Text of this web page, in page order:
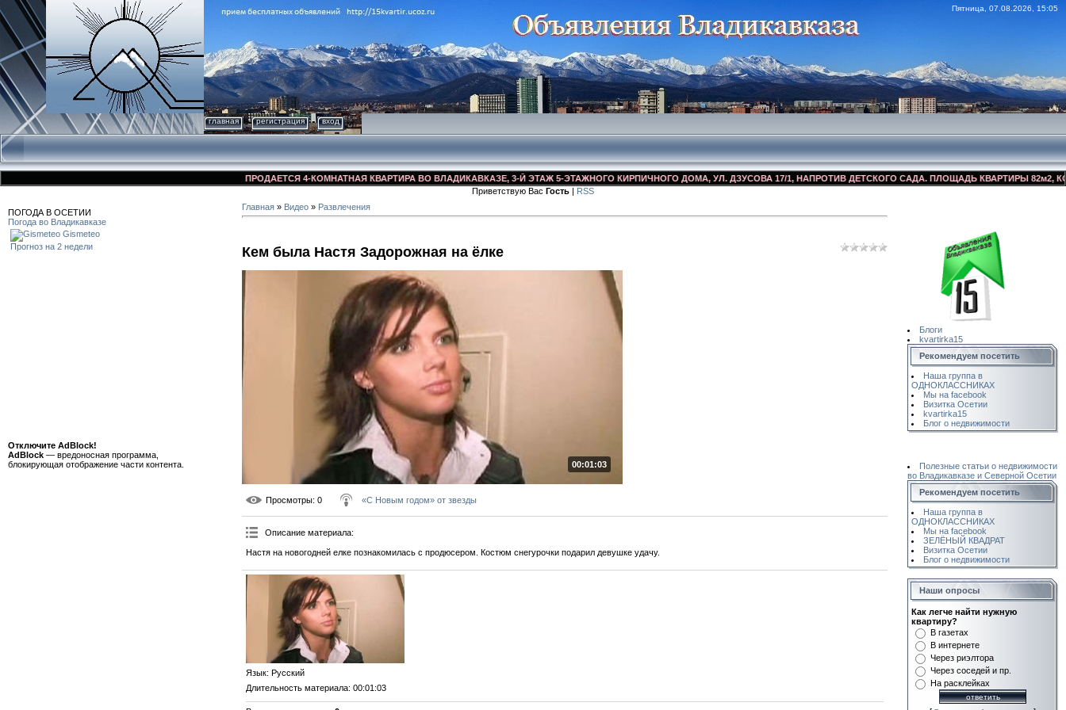
Пятница, 07.08.2026, 15:05
главная регистрация вход
ПРОДАЕТСЯ 4-КОМНАТНАЯ КВАРТИРА ВО ВЛАДИКАВКАЗЕ, 3-Й ЭТАЖ 5-ЭТАЖНОГО КИРПИЧНОГО ДОМА, УЛ. ДЗУСОВА 17/1, НАПРОТИВ ДЕТСКОГО САДА. ПЛОЩАДЬ КВАРТИРЫ 82м2,
Приветствую Вас Гость | RSS
ПОГОДА В ОСЕТИИ
Погода во Владикавказе
Gismeteo
Прогноз на 2 недели
Отключите AdBlock!
AdBlock — вредоносная программа,
блокирующая отображение части контента.
Главная » Видео » Развлечения
Кем была Настя Задорожная на ёлке
00:01:03
Просмотры: 0 «С Новым годом» от звезды
Описание материала:
Настя на новогодней елке познакомилась с продюсером. Костюм снегурочки подарил девушке удачу.
Язык: Русский
Длительность материала: 00:01:03
Блоги
kvartirka15
Рекомендуем посетить
Наша группа в
ОДНОКЛАССНИКАХ
Мы на facebook
Визитка Осетии
kvartirka15
Блог о недвижимости
Полезные статьи о недвижимости
во Владикавказе и Северной Осетии
Рекомендуем посетить
Наша группа в
ОДНОКЛАССНИКАХ
Мы на facebook
ЗЕЛЁНЫЙ КВАДРАТ
Визитка Осетии
Блог о недвижимости
Наши опросы
Как легче найти нужную
квартиру?
В газетах
В интернете
Через риэлтора
Через соседей и пр.
На расклейках